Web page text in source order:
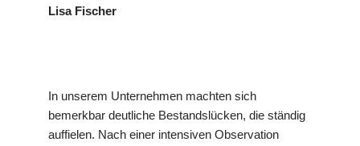
Lisa Fischer
In unserem Unternehmen machten sich
bemerkbar deutliche Bestandslücken, die ständig
auffielen. Nach einer intensiven Observation